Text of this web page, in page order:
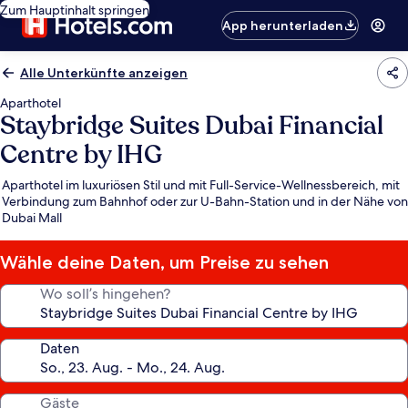
Zum Hauptinhalt springen
App herunterladen
Alle Unterkünfte anzeigen
Aparthotel
Staybridge Suites Dubai Financial
Centre by IHG
Aparthotel im luxuriösen Stil und mit Full-Service-Wellnessbereich, mit
Verbindung zum Bahnhof oder zur U-Bahn-Station und in der Nähe von
Dubai Mall
Wähle deine Daten, um Preise zu sehen
Wo soll’s hingehen?
Daten
Gäste